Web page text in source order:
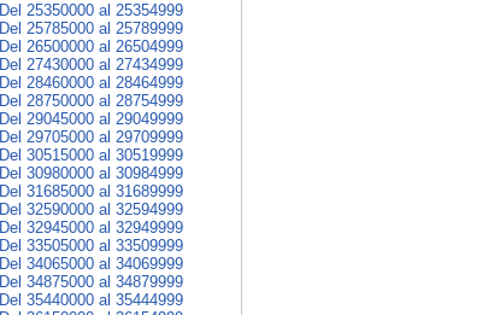
Del 25350000 al 25354999
Del 25785000 al 25789999
Del 26500000 al 26504999
Del 27430000 al 27434999
Del 28460000 al 28464999
Del 28750000 al 28754999
Del 29045000 al 29049999
Del 29705000 al 29709999
Del 30515000 al 30519999
Del 30980000 al 30984999
Del 31685000 al 31689999
Del 32590000 al 32594999
Del 32945000 al 32949999
Del 33505000 al 33509999
Del 34065000 al 34069999
Del 34875000 al 34879999
Del 35440000 al 35444999